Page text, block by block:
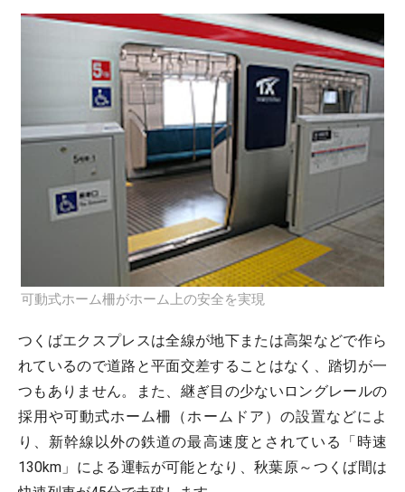
可動式ホーム柵がホーム上の安全を実現
つくばエクスプレスは全線が地下または高架などで作ら
れているので道路と平面交差することはなく、踏切が一
つもありません。また、継ぎ目の少ないロングレールの
採用や可動式ホーム柵（ホームドア）の設置などによ
り、新幹線以外の鉄道の最高速度とされている「時速
130km」による運転が可能となり、秋葉原～つくば間は